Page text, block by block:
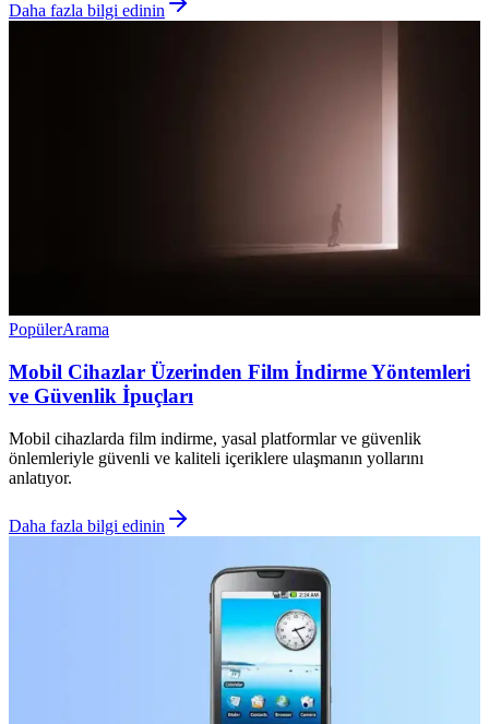
Daha fazla bilgi edinin
PopülerArama
Mobil Cihazlar Üzerinden Film İndirme Yöntemleri
ve Güvenlik İpuçları
Mobil cihazlarda film indirme, yasal platformlar ve güvenlik
önlemleriyle güvenli ve kaliteli içeriklere ulaşmanın yollarını
anlatıyor.
Daha fazla bilgi edinin